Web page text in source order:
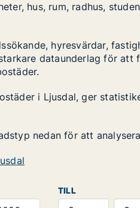
hus, rum, radhus,
hyresvärdar,
dataunderlag för
i Ljusdal, ger
nedan för att
TILL